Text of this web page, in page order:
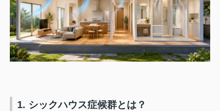
1. シックハウス症候群とは？